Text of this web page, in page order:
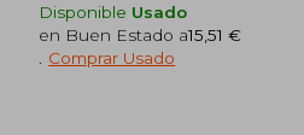
Disponible Usado
en Buen Estado a15,51 €
Comprar Usado